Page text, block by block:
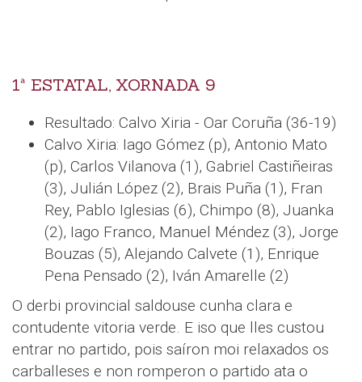
1ª ESTATAL, XORNADA 9
Resultado: Calvo Xiria - Oar Coruña (36-19)
Calvo Xiria: Iago Gómez (p), Antonio Mato
(p), Carlos Vilanova (1), Gabriel Castiñeiras
(3), Julián López (2), Brais Puña (1), Fran
Rey, Pablo Iglesias (6), Chimpo (8), Juanka
(2), Iago Franco, Manuel Méndez (3), Jorge
Bouzas (5), Alejando Calvete (1), Enrique
Pena Pensado (2), Iván Amarelle (2)
O derbi provincial saldouse cunha clara e
contudente vitoria verde. E iso que lles custou
entrar no partido, pois saíron moi relaxados os
carballeses e non romperon o partido ata o